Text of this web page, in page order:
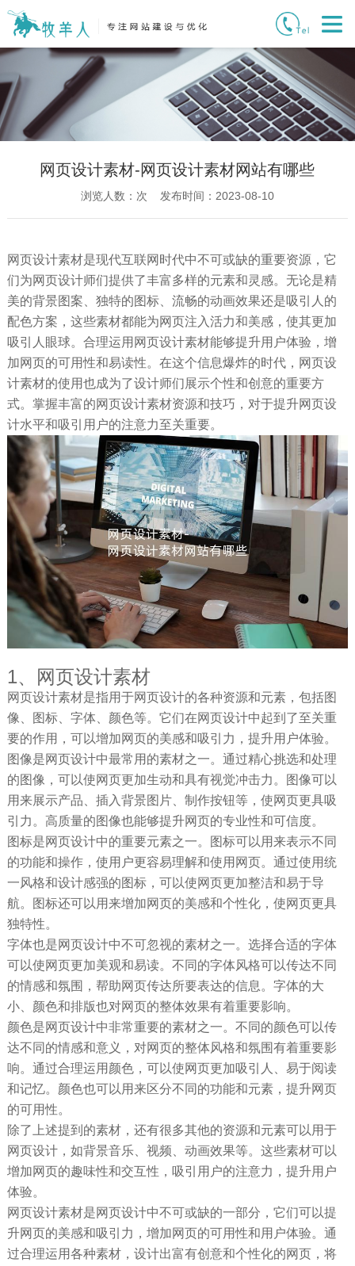
网页设计素材-网页设计素材网站有哪些
浏览人数： 次 发布时间：2023-08-10
网页设计素材是现代互联网时代中不可或缺的重要资源，它
们为网页设计师们提供了丰富多样的元素和灵感。无论是精
美的背景图案、独特的图标、流畅的动画效果还是吸引人的
配色方案，这些素材都能为网页注入活力和美感，使其更加
吸引人眼球。合理运用网页设计素材能够提升用户体验，增
加网页的可用性和易读性。在这个信息爆炸的时代，网页设
计素材的使用也成为了设计师们展示个性和创意的重要方
式。掌握丰富的网页设计素材资源和技巧，对于提升网页设
计水平和吸引用户的注意力至关重要。
1、网页设计素材
网页设计素材是指用于网页设计的各种资源和元素，包括图
像、图标、字体、颜色等。它们在网页设计中起到了至关重
要的作用，可以增加网页的美感和吸引力，提升用户体验。
图像是网页设计中最常用的素材之一。通过精心挑选和处理
的图像，可以使网页更加生动和具有视觉冲击力。图像可以
用来展示产品、插入背景图片、制作按钮等，使网页更具吸
引力。高质量的图像也能够提升网页的专业性和可信度。
图标是网页设计中的重要元素之一。图标可以用来表示不同
的功能和操作，使用户更容易理解和使用网页。通过使用统
一风格和设计感强的图标，可以使网页更加整洁和易于导
航。图标还可以用来增加网页的美感和个性化，使网页更具
独特性。
字体也是网页设计中不可忽视的素材之一。选择合适的字体
可以使网页更加美观和易读。不同的字体风格可以传达不同
的情感和氛围，帮助网页传达所要表达的信息。字体的大
小、颜色和排版也对网页的整体效果有着重要影响。
颜色是网页设计中非常重要的素材之一。不同的颜色可以传
达不同的情感和意义，对网页的整体风格和氛围有着重要影
响。通过合理运用颜色，可以使网页更加吸引人、易于阅读
和记忆。颜色也可以用来区分不同的功能和元素，提升网页
的可用性。
除了上述提到的素材，还有很多其他的资源和元素可以用于
网页设计，如背景音乐、视频、动画效果等。这些素材可以
增加网页的趣味性和交互性，吸引用户的注意力，提升用户
体验。
网页设计素材是网页设计中不可或缺的一部分，它们可以提
升网页的美感和吸引力，增加网页的可用性和用户体验。通
过合理运用各种素材，设计出富有创意和个性化的网页，将